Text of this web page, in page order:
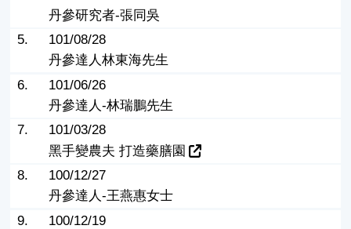
丹參研究者-張同吳
5.
101/08/28
丹參達人林東海先生
6.
101/06/26
丹參達人-林瑞鵬先生
7.
101/03/28
黑手變農夫 打造藥膳園
8.
100/12/27
丹參達人-王燕惠女士
9.
100/12/19